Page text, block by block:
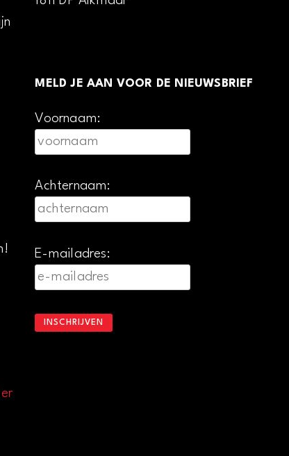
MELD JE AAN VOOR DE NIEUWSBRIEF
Voornaam:
Achternaam:
E-mailadres: